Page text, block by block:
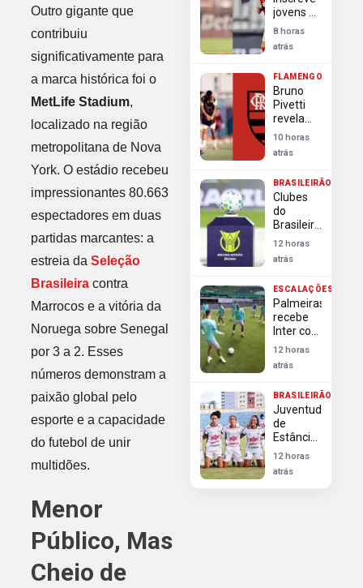
Outro gigante que
contribuiu
significativamente para
a marca histórica foi o
MetLife Stadium,
localizado na região
metropolitana de Nova
York. O estádio recebeu
impressionantes 80.663
espectadores em duas
partidas marcantes: a
estreia da Seleção
Brasileiracontra
Marrocos e a vitória da
Noruega sobre Senegal
por 3 a 2. Esses
números demonstram a
paixão global pelo
esporte e a capacidade
do futebol de unir
multidões.
Menor
Público, Mas
Cheio de
rodada
do
Brasileirão
jovens e
muda
lista para
oitavas
Libertadores
8 horas
atrás
FLAMENGO
Bruno
Pivetti
revela
desorganização
do
Flamengo
planejamento
do
Carioca
10 horas
atrás
BRASILEIRÃO
Clubes
do
Brasileirão
aproveitam
Dia dos
Pais para
faturar
12 horas
atrás
ESCALAÇÕES
Palmeiras
recebe
Inter com
Barboza
e sem
Gustavo
12 horas
atrás
BRASILEIRÃO
Juventude
de
Estância
vira
sobre o
Prosperidade
12 horas
atrás